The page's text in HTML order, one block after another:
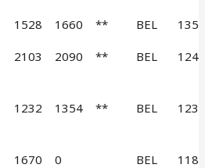
1528 1660 ** BEL 135
2103 2090 ** BEL 124
1232 1354 ** BEL 123
1670 0 BEL 118